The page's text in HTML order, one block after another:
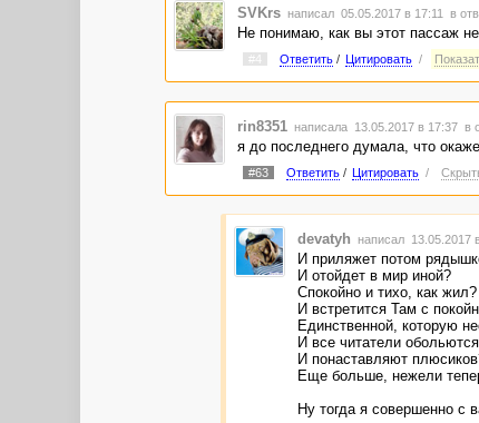
SVKrs написал 05.05.2017 в 17:11 в
Не понимаю, как вы этот пассаж
#4 Ответить/ Цитировать /
rin8351 написала 13.05.2017 в 17:37 в
я до последнего думала, что
#63 Ответить/ Цитировать /
devatyh написал 13.05.2017
И приляжет потом
И отойдет в мир иной?
Спокойно и тихо, как жил?
И встретится Там с
Единственной, которую
И все читатели
И понаставляют
Еще больше, нежели
Ну тогда я совершенно с